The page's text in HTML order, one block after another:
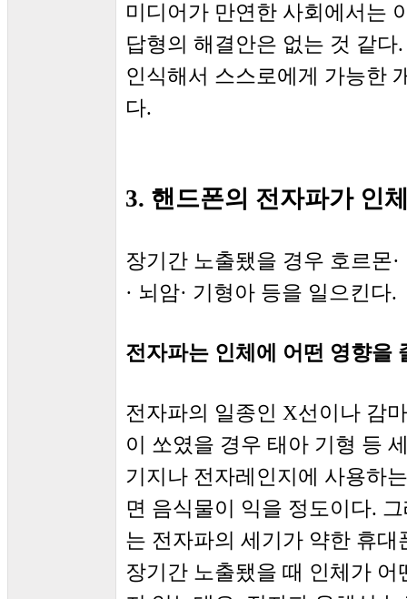
미디어가 만연한 사회에서는
답형의 해결안은 없는 것 같
인식해서 스스로에게 가능한
다.
3. 핸드폰의 전자파가 인
장기간 노출됐을 경우 호르몬
· 뇌암· 기형아 등을 일으킨다.
전자파는 인체에 어떤 영향을
전자파의 일종인 X선이나 감
이 쏘였을 경우 태아 기형 등
기지나 전자레인지에 사용하
면 음식물이 익을 정도이다.
는 전자파의 세기가 약한 휴대
장기간 노출됐을 때 인체가